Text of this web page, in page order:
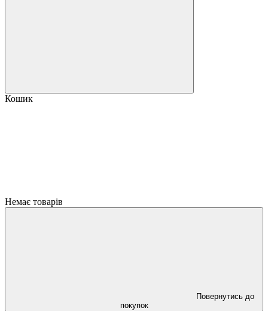
Кошик
Немає товарів
Повернутись до
покупок